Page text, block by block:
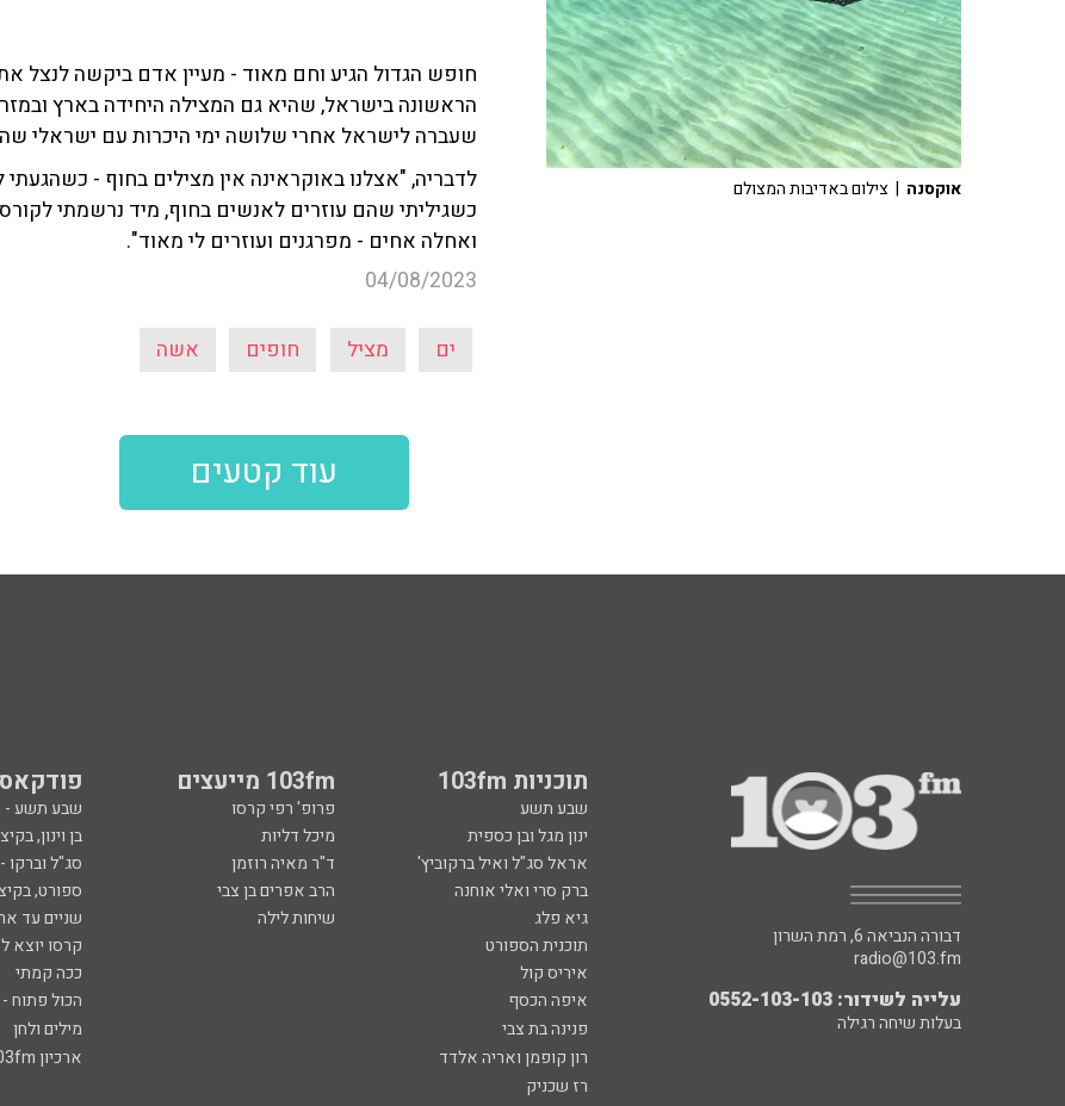
חופש הגדול הגיע וחם מאוד - מעיין אדם ביקשה לנצל
הראשונה בישראל, שהיא גם המצילה היחידה בארץ
שעברה לישראל אחרי שלושה ימי היכרות עם ישראלי
לדבריה, "אצלנו באוקראינה אין מצילים בחוף -
כשגיליתי שהם עוזרים לאנשים בחוף, מיד נרשמתי
ואחלה אחים - מפרגנים ועוזרים לי מאוד".
04/08/2023
ים מציל חופים אשה
אוקסנה | צילום באדיבות המצולם
עוד קטעים
תוכניות 103fm 103fm מייעצים
שבע תשע פרופ' רפי קרסו שבע תשע -
ינון מגל ובן כספית
מיכל דליות בן וינון,
אראל סג"ל ואיל ברקוביץ'
ד"ר מאיה רוזמן סג"ל
ברק סרי ואלי אוחנה
הרב אפרים בן צבי ספורט,
גיא פלג
שיחות לילה שניים עד
תוכנית הספורט
קרסו יוצא
איריס קול
ככה קמתי
איפה הכסף
הכול פתוח
פנינה בת צבי
מילים ולחן
רון קופמן ואריה אלדד
ארכיון 103fm
רז שכניק
דבורה הנביאה 6, רמת השרון
radio@103.fm
עלייה לשידור: 0552-103-103
בעלות שיחה רגילה